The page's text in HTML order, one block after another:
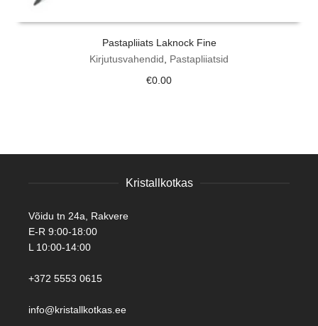
Pastapliiats Laknock Fine
Kirjutusvahendid, Pastapliiatsid
€0.00
Kristallkotkas
Võidu tn 24a, Rakvere
E-R 9:00-18:00
L 10:00-14:00
+372 5553 0615
info@kristallkotkas.ee